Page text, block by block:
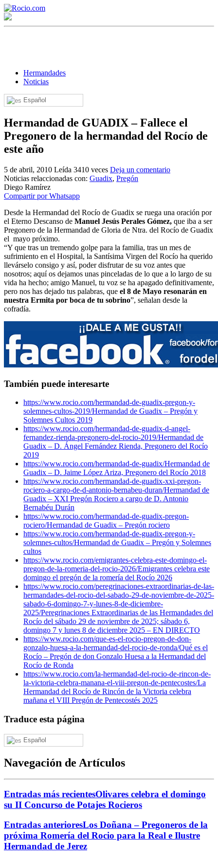
Hermandades
Noticias
Español
Hermandad de GUADIX – Fallece el
Pregonero de la hermandad del Rocío de
este año
5 de abril, 2010 Leída 3410 veces Deja un comentario
Noticias relaccionadas con: Guadix, Pregón
Diego Ramírez
Compartir por Whatsapp
Desde la Hermandad del Rocío de Guadix se ruega una oración por
el Eterno Descanso de Manuel Jesús Perales Gómez, que iba a ser
Pregonero de la Hermandad de Gloria de Ntra. del Rocío de Guadix
el mayo próximo.
“Y que tras un tremendo golpe para la familia, tras un mes de
sufrimiento en el Hospital, la Santísima Virgen del Rocío ha querido
llevárselo consigo y así, poder disfrutar de su voz antes que
nosotros; aquí os dejamos unas pinceladas de lo que a lo largo de su
vida ha hecho; amigo Manuel, tu voz se ha apagado definitivamente,
pero nos has dejado tus palabras, que el 8 de Mayo resonarán en
nuestra Ermita por boca de tu sobrino”, señalan desde la
cofradía.
También puede interesarte
https://www.rocio.com/hermandad-de-guadix-pregon-y-
solemnes-cultos-2019/Hermandad de Guadix – Pregón y
Solemnes Cultos 2019
https://www.rocio.com/hermandad-de-guadix-d-angel-
fernandez-rienda-pregonero-del-rocio-2019/Hermandad de
Guadix – D. Ángel Fernández Rienda, Pregonero del Rocío
2019
https://www.rocio.com/hermandad-de-guadix/Hermandad de
Guadix – D. Jaime López Ariza, Pregonero del Rocío 2018
https://www.rocio.com/hermandad-de-guadix-xxi-pregon-
rociero-a-cargo-de-d-antonio-bernabeu-duran/Hermandad de
Guadix – XXI Pregón Rociero a cargo de D. Antonio
Bernabéu Durán
https://www.rocio.com/hermandad-de-guadix-pregon-
rociero/Hermandad de Guadix – Pregón rociero
https://www.rocio.com/hermandad-de-guadix-pregon-y-
solemnes-cultos/Hermandad de Guadix – Pregón y Solemnes
cultos
https://www.rocio.com/emigrantes-celebra-este-domingo-el-
pregon-de-la-romeria-del-rocio-2026/Emigrantes celebra este
domingo el pregón de la romería del Rocío 2026
https://www.rocio.com/peregrinaciones-extraordinarias-de-las-
hermandades-del-rocio-del-sabado-29-de-noviembre-de-2025-
sabado-6-domingo-7-y-lunes-8-de-diciembre-
2025/Peregrinaciones Extraordinarias de las Hermandades del
Rocío del sábado 29 de noviembre de 2025; sábado 6,
domingo 7 y lunes 8 de diciembre 2025 – EN DIRECTO
https://www.rocio.com/que-es-el-rocio-pregon-de-don-
gonzalo-huesa-a-la-hermandad-del-rocio-de-ronda/Qué es el
Rocío – Pregón de don Gonzalo Huesa a la Hermandad del
Rocío de Ronda
https://www.rocio.com/la-hermandad-del-rocio-de-rincon-de-
la-victoria-celebra-manana-el-viii-pregon-de-pentecostes/La
Hermandad del Rocío de Rincón de la Victoria celebra
mañana el VIII Pregón de Pentecostés 2025
Traduce esta página
Español
Navegación de Artículos
Entradas más recientesOlivares celebra el domingo
su II Concurso de Potajes Rocieros
Entradas anterioresLos Doñana – Pregoneros de la
próxima Romería del Rocio para la Real e Ilustre
Hermandad de Jerez
¡Bienvenido! Soy el asistente virtual de rocio.com.
¿En qué puedo ayudarte?
¿Cuándo es la romería del Rocío?
¿Cuántas hermandades participan en la romería?
¿Cuándo se construyó la primera ermita?
El traslado cada siete años
¿Cuales son los actos principales que se celebran en el
Rocío?
Quiero hacer el camino,¿que tengo que hacer?
En el Rocío, ¿dónde me alojo?